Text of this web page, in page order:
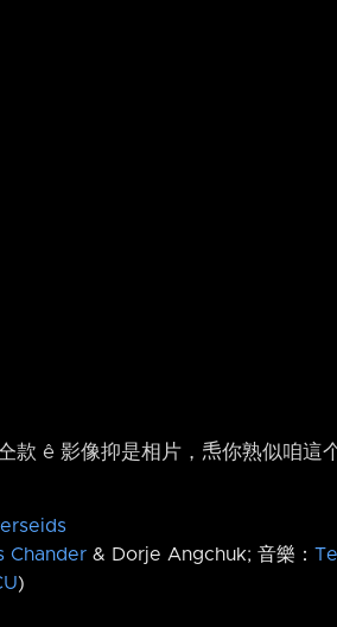
款 ê 影像抑是相片，𤆬你熟似咱這
Chander & Dorje Angchuk; 音樂：
)